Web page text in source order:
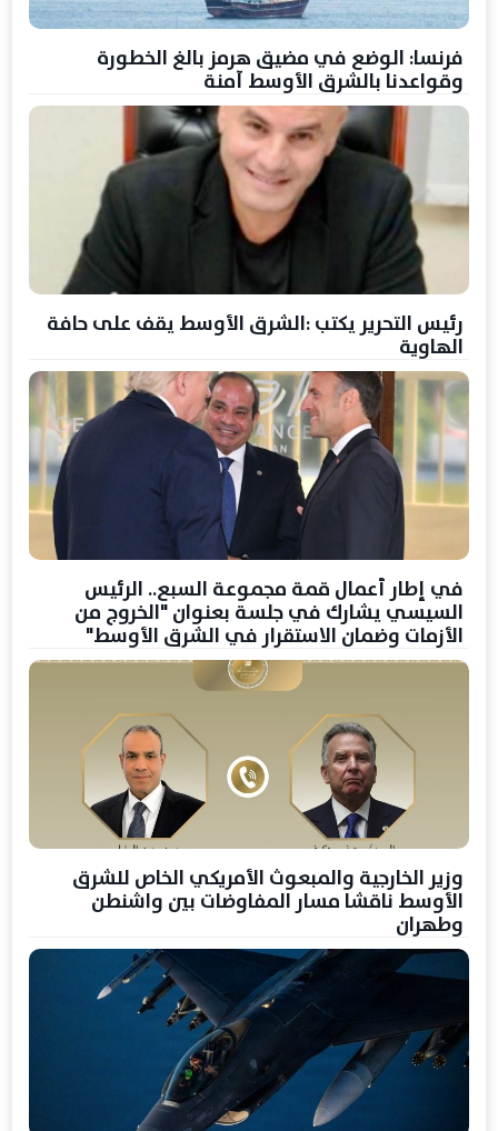
فرنسا: الوضع في مضيق هرمز بالغ الخطورة
وقواعدنا بالشرق الأوسط آمنة
رئيس التحرير يكتب :الشرق الأوسط يقف على حافة
الهاوية
في إطار أعمال قمة مجموعة السبع.. الرئيس
السيسي يشارك في جلسة بعنوان "الخروج من
الأزمات وضمان الاستقرار في الشرق الأوسط"
وزير الخارجية والمبعوث الأمريكي الخاص للشرق
الأوسط ناقشا مسار المفاوضات بين واشنطن
وطهران